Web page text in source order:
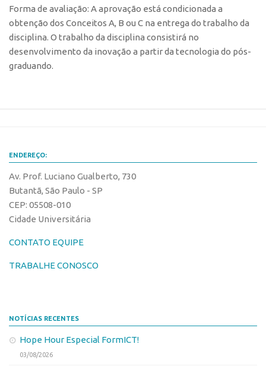
Marcas
Softwares
Patrimônio Genético
Leis e Normas
Transferência de Tecnologia
Editais de TT
PD&I
Convênios
PIPE/FAPESP
SPRINT
Forma de avaliação: A aprovação está condicionada a
obtenção dos Conceitos A, B ou C na entrega do trabalho da
disciplina. O trabalho da disciplina consistirá no
desenvolvimento da inovação a partir da tecnologia do pós-
graduando.
ENDEREÇO:
Av. Prof. Luciano Gualberto, 730
Butantã, São Paulo - SP
CEP: 05508-010
Cidade Universitária
CONTATO EQUIPE
TRABALHE CONOSCO
NOTÍCIAS RECENTES
Hope Hour Especial FormICT!
03/08/2026